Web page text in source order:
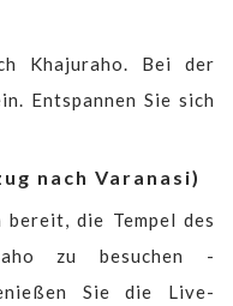
Khajuraho. Bei der
Entspannen Sie sich
nach Varanasi)
die Tempel des
zu besuchen -
Sie die Live-